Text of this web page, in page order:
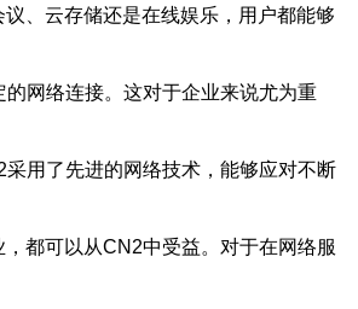
、云存储还是在线娱乐，用户都能够
网络连接。这对于企业来说尤为重
用了先进的网络技术，能够应对不断
都可以从CN2中受益。对于在网络服